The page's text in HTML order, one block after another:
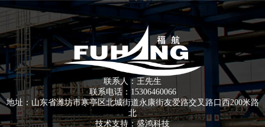
联系人：王先生
联系电话：15306460066
地址：山东省潍坊市寒亭区北城街道永康街友爱路交叉路口西200米路
北
技术支持：盛鸿科技